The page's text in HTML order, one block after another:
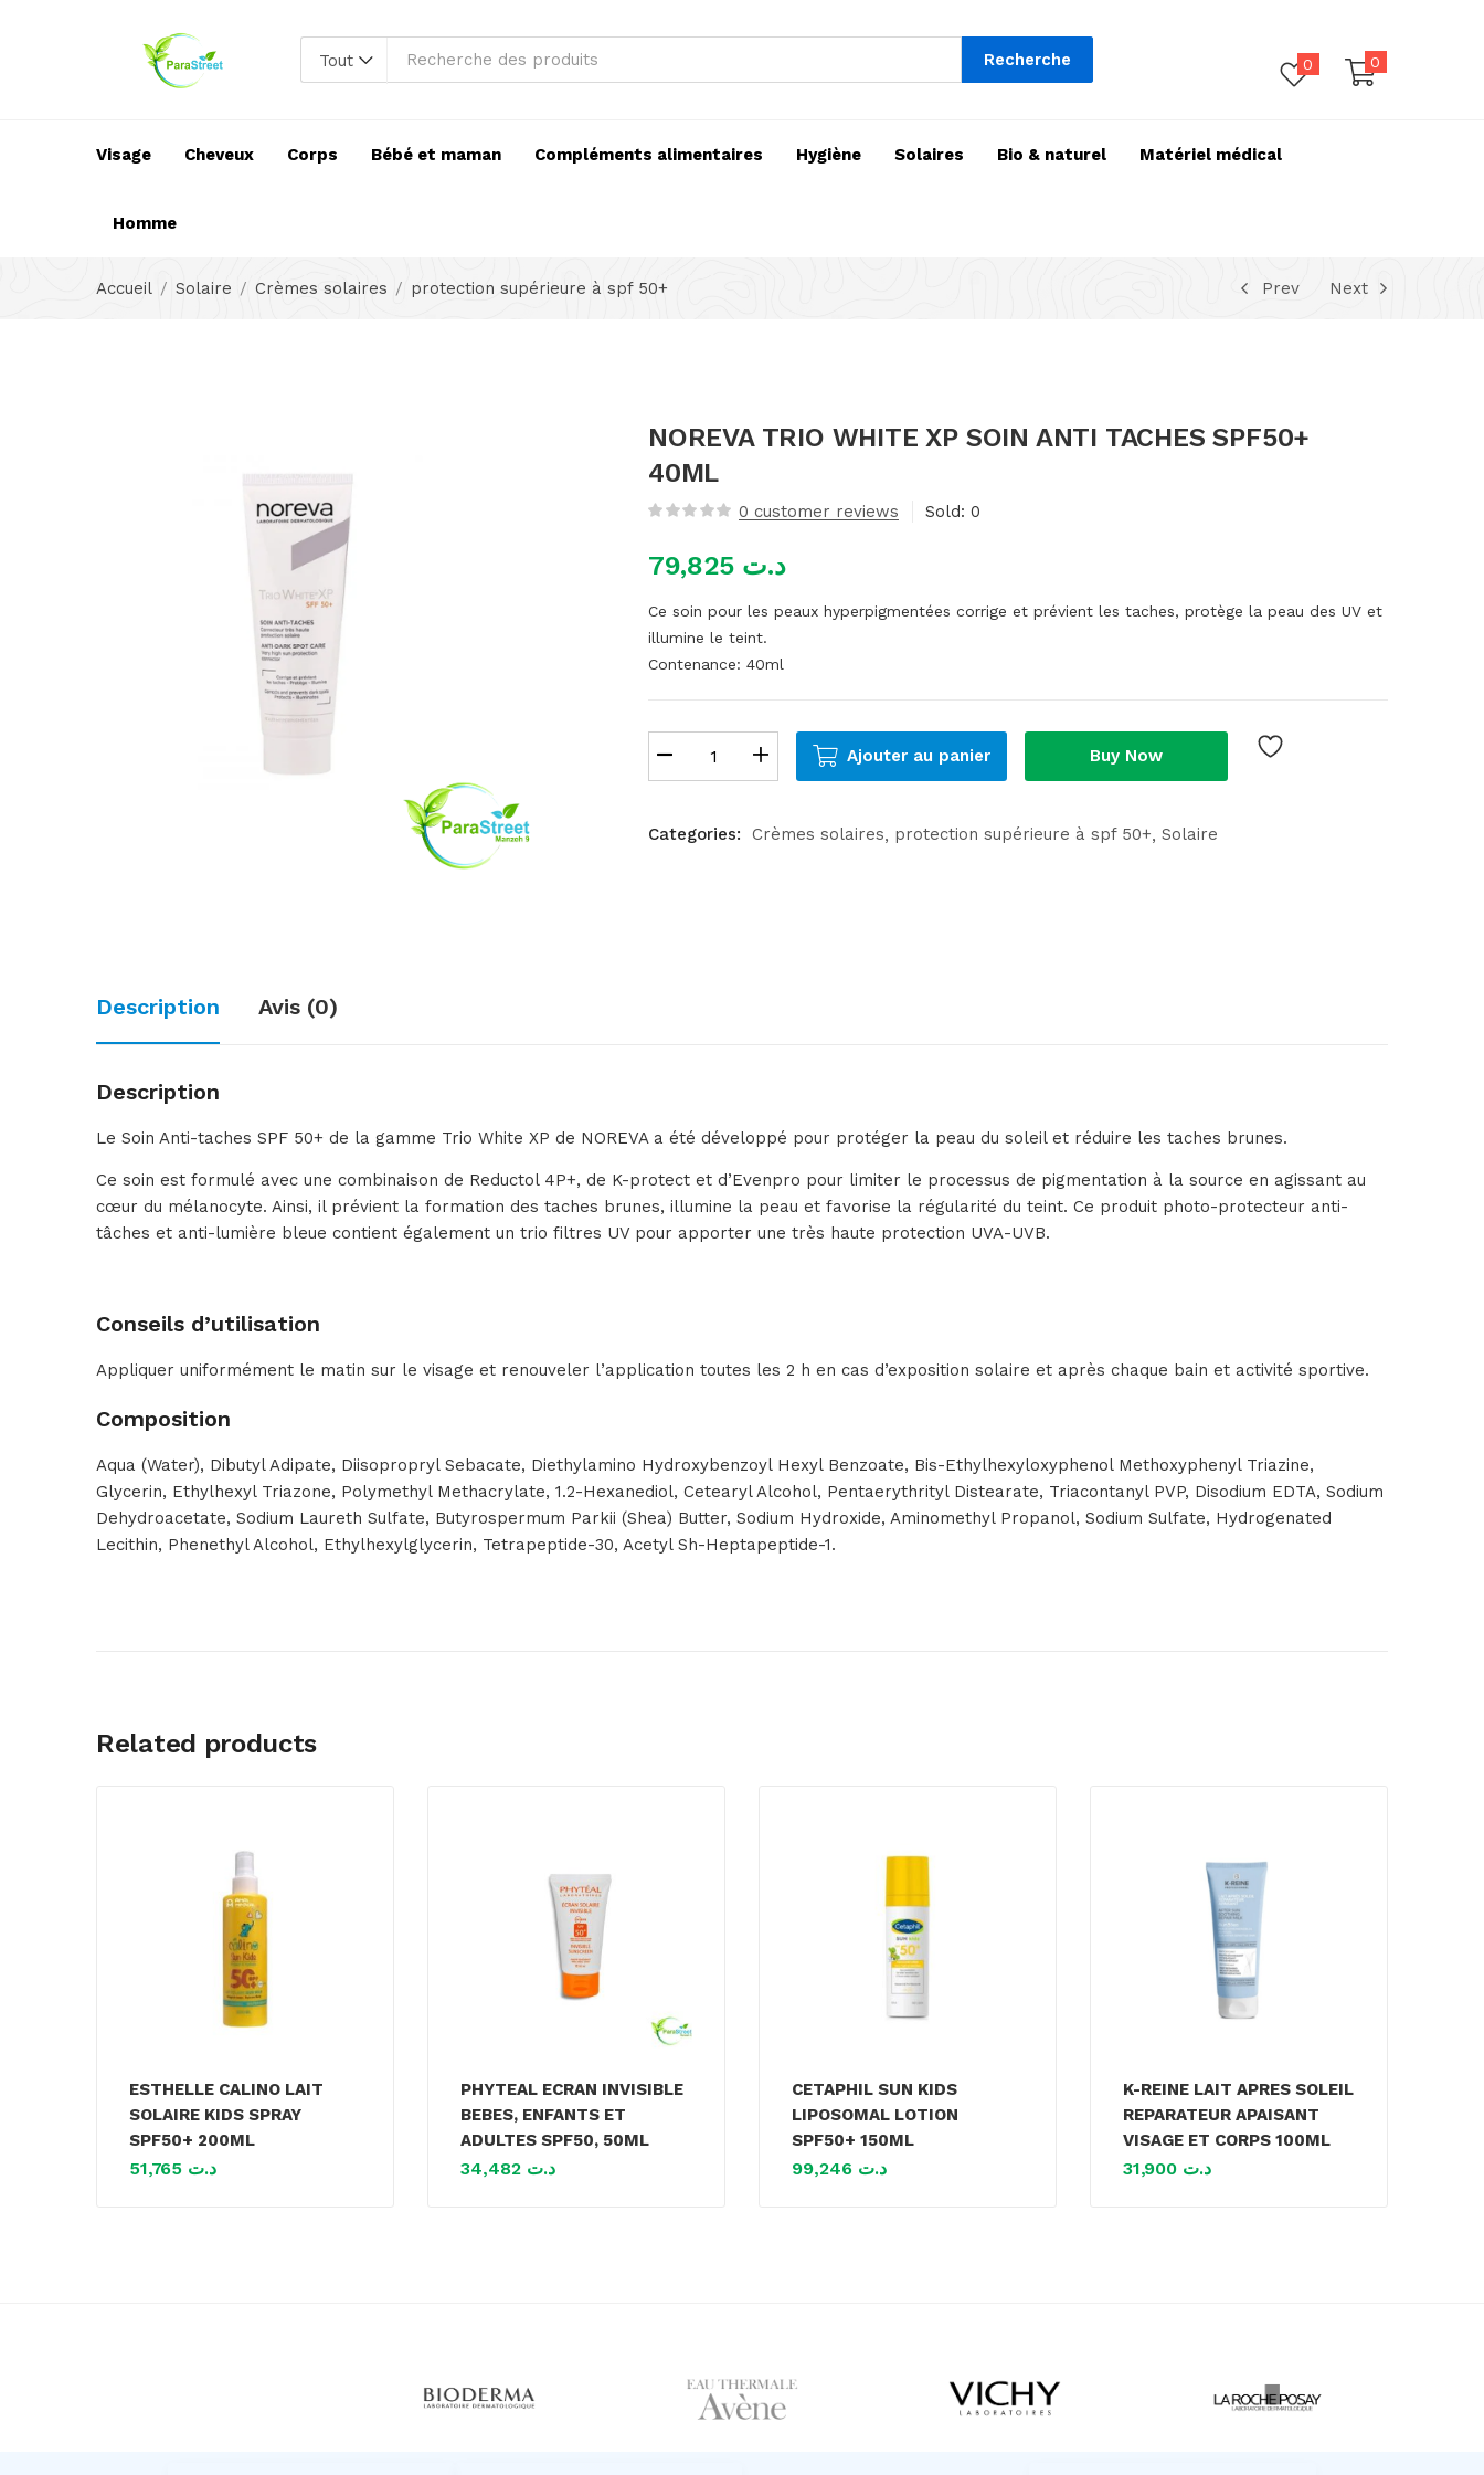
Tout Recherche 0 0
Visage Cheveux Corps Bébé et maman Compléments alimentaires Hygiène Solaires Bio & naturel Matériel médical
Homme
Accueil Solaire Crèmes solaires protection supérieure à spf 50+ Prev Next
NOREVA TRIO WHITE XP SOIN ANTI TACHES SPF50+
40ML
0 customer reviews Sold: 0
د.ت
Ce soin pour les peaux hyperpigmentées corrige et prévient les taches, protège la peau des UV et
illumine le teint.
Contenance: 40ml
Ajouter au panier Buy Now
Categories: Crèmes solaires protection supérieure à spf 50+ Solaire
Description Avis (0)
Description
Le Soin Anti-taches SPF 50+ de la gamme Trio White XP de NOREVA a été développé pour protéger la peau du soleil et réduire les taches brunes.
Ce soin est formulé avec une combinaison de Reductol 4P+, de K-protect et d’Evenpro pour limiter le processus de pigmentation à la source en agissant au
cœur du mélanocyte. Ainsi, il prévient la formation des taches brunes, illumine la peau et favorise la régularité du teint. Ce produit photo-protecteur anti-
tâches et anti-lumière bleue contient également un trio filtres UV pour apporter une très haute protection UVA-UVB.
Conseils d’utilisation
Appliquer uniformément le matin sur le visage et renouveler l’application toutes les 2 h en cas d’exposition solaire et après chaque bain et activité sportive.
Composition
Aqua (Water), Dibutyl Adipate, Diisopropryl Sebacate, Diethylamino Hydroxybenzoyl Hexyl Benzoate, Bis-Ethylhexyloxyphenol Methoxyphenyl Triazine,
Glycerin, Ethylhexyl Triazone, Polymethyl Methacrylate, 1.2-Hexanediol, Cetearyl Alcohol, Pentaerythrityl Distearate, Triacontanyl PVP, Disodium EDTA, Sodium
Dehydroacetate, Sodium Laureth Sulfate, Butyrospermum Parkii (Shea) Butter, Sodium Hydroxide, Aminomethyl Propanol, Sodium Sulfate, Hydrogenated
Lecithin, Phenethyl Alcohol, Ethylhexylglycerin, Tetrapeptide-30, Acetyl Sh-Heptapeptide-1.
Related products
ESTHELLE CALINO LAIT
SOLAIRE KIDS SPRAY
SPF50+ 200ML
د.ت
PHYTEAL ECRAN INVISIBLE
BEBES, ENFANTS ET
ADULTES SPF50, 50ML
د.ت
CETAPHIL SUN KIDS
LIPOSOMAL LOTION
SPF50+ 150ML
د.ت
K-REINE LAIT APRES SOLEIL
REPARATEUR APAISANT
VISAGE ET CORPS 100ML
د.ت